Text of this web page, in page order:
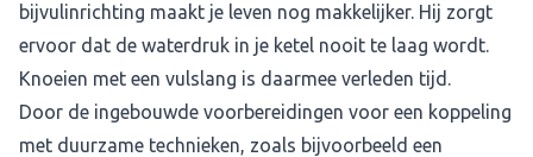
bijvulinrichting maakt je leven nog makkelijker. Hij zorgt
ervoor dat de waterdruk in je ketel nooit te laag wordt.
Knoeien met een vulslang is daarmee verleden tijd.
Door de ingebouwde voorbereidingen voor een koppeling
met duurzame technieken, zoals bijvoorbeeld een